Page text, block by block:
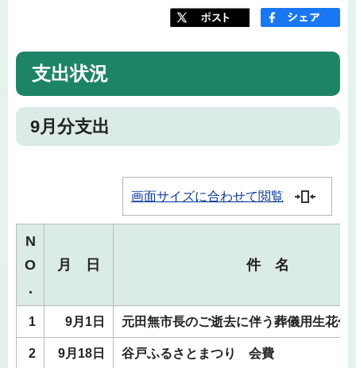
支出状況
9月分支出
画面サイズに合わせて閲覧
N
O
.
月 日 件 名
1 9月1日 元田無市長のご逝去に伴う葬儀用生花代
2 9月18日 谷戸ふるさとまつり 会費